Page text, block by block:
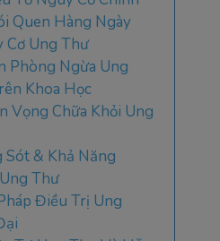
Quen Hàng Ngày
Cơ Ung Thư
Phòng Ngừa Ung
Khoa Học
Vọng Chữa Khỏi Ung
Sót & Khả Năng
Thư
Điều Trị Ung